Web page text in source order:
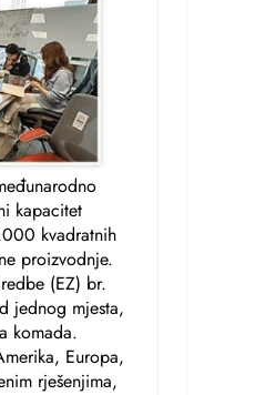
kapacitet
kvadratnih
proizvodnje.
(EZ) br.
jednog mjesta,
komada.
Europa,
rješenjima,